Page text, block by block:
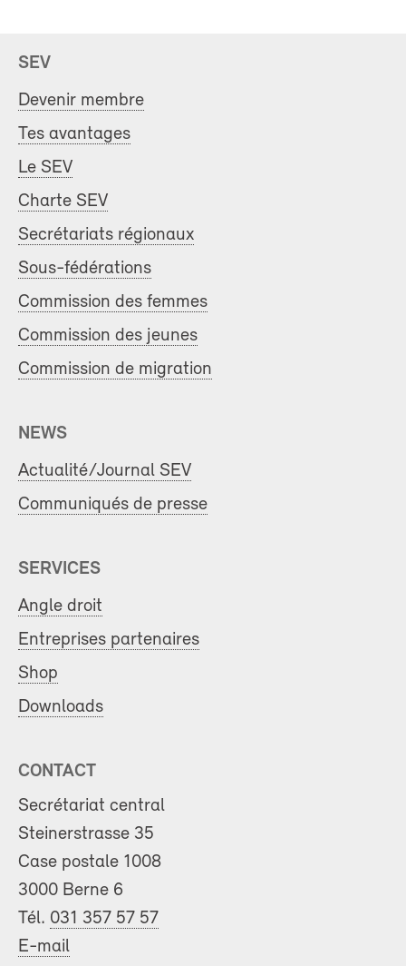
SEV
Devenir membre
Tes avantages
Le SEV
Charte SEV
Secrétariats régionaux
Sous-fédérations
Commission des femmes
Commission des jeunes
Commission de migration
NEWS
Actualité/Journal SEV
Communiqués de presse
SERVICES
Angle droit
Entreprises partenaires
Shop
Downloads
CONTACT
Secrétariat central
Steinerstrasse 35
Case postale 1008
3000 Berne 6
Tél. 031 357 57 57
E-mail